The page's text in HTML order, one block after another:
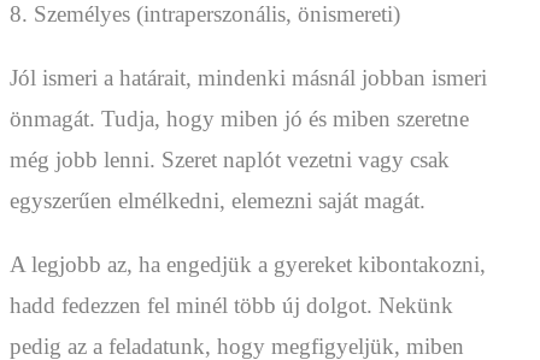
8. Személyes (intraperszonális, önismereti)
Jól ismeri a határait, mindenki másnál jobban ismeri
önmagát. Tudja, hogy miben jó és miben szeretne
még jobb lenni. Szeret naplót vezetni vagy csak
egyszerűen elmélkedni, elemezni saját magát.
A legjobb az, ha engedjük a gyereket kibontakozni,
hadd fedezzen fel minél több új dolgot. Nekünk
pedig az a feladatunk, hogy megfigyeljük, miben